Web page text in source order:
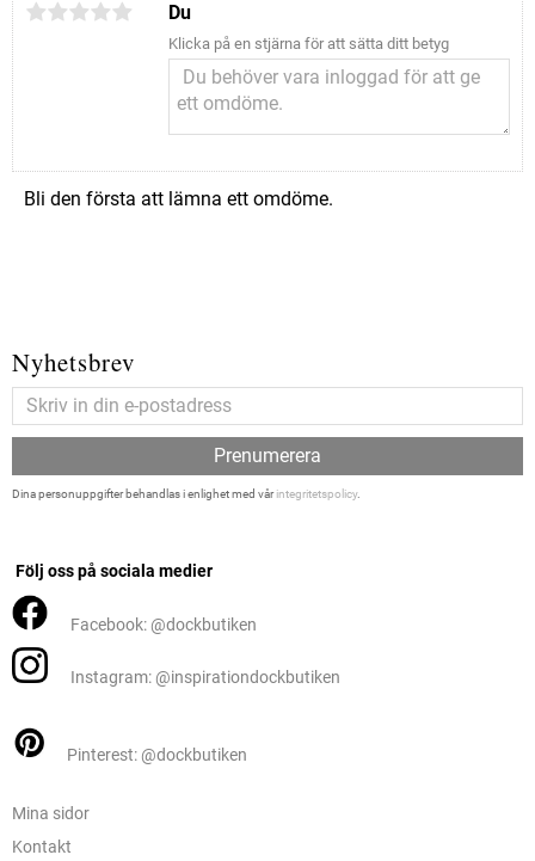
Du
Klicka på en stjärna för att sätta ditt betyg
Bli den första att lämna ett omdöme.
Nyhetsbrev
Prenumerera
Dina personuppgifter behandlas i enlighet med vårintegritetspolicy.
Följ oss på sociala medier
Facebook: @dockbutiken
Instagram: @inspirationdockbutiken
Pinterest: @dockbutiken
Mina sidor
Kontakt